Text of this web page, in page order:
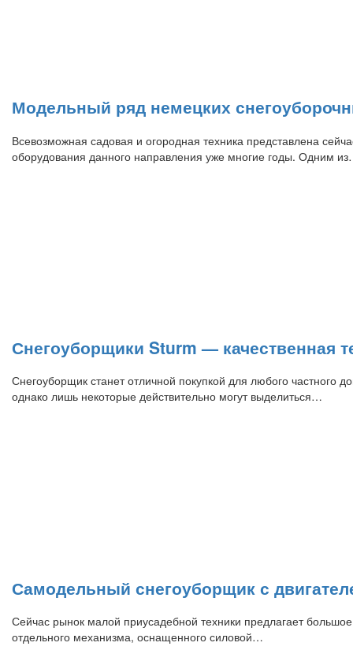
Модельный ряд немецких
Всевозможная садовая и огородная техника представлена
оборудования данного направления уже многие годы. Одним
Снегоуборщики Sturm — качественная
Снегоуборщик станет отличной покупкой для любого
однако лишь некоторые действительно могут выделиться…
Самодельный снегоуборщик с
Сейчас рынок малой приусадебной техники предлагает
отдельного механизма, оснащенного силовой…